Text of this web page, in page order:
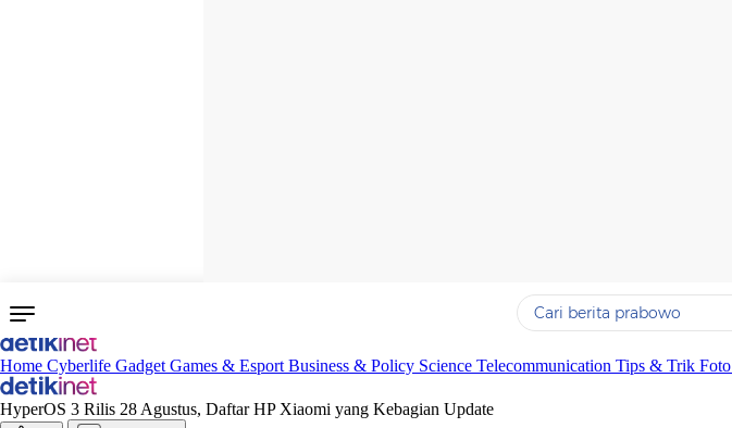
Yang sedang ramai dicari
Home Cyberlife Gadget Games & Esport Business & Policy Science Telecommunication Tips & Trik Foto
HyperOS 3 Rilis 28 Agustus, Daftar HP Xiaomi yang Kebagian Update